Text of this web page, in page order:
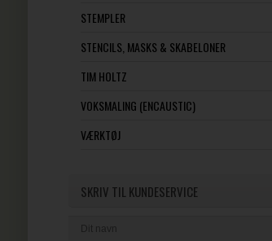
STEMPLER
STENCILS, MASKS & SKABELONER
TIM HOLTZ
VOKSMALING (ENCAUSTIC)
VÆRKTØJ
SKRIV TIL KUNDESERVICE